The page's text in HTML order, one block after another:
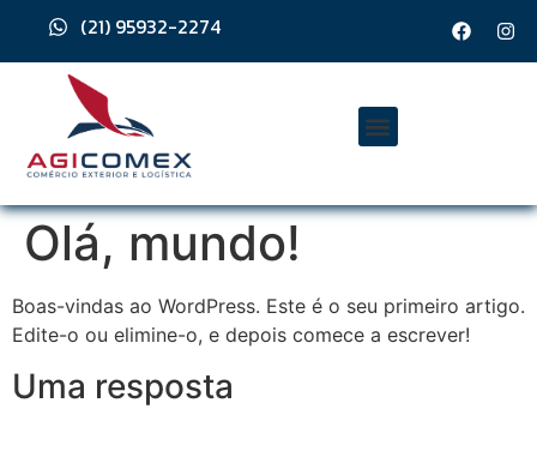
(21) 95932-2274
Olá, mundo!
Boas-vindas ao WordPress. Este é o seu primeiro artigo.
Edite-o ou elimine-o, e depois comece a escrever!
Uma resposta